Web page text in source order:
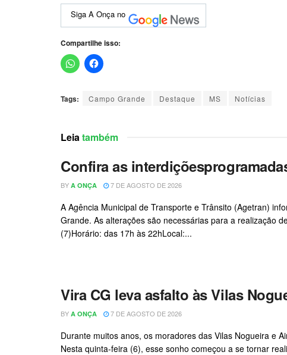
Siga A Onça no
Compartilhe isso:
Tags: Campo Grande Destaque MS Notícias
Leiatambém
Confira as
BY A ONÇA 7 DE AGOSTO DE 2026
A Agência Municipal de Transporte e Trânsito (Agetran)
Grande. As alterações são necessárias para a realização
(7)Horário: das 17h às 22hLocal:...
Vira CG leva asfalto às Vilas
BY A ONÇA 7 DE AGOSTO DE 2026
Durante muitos anos, os moradores das Vilas Nogueira e
Nesta quinta-feira (6), esse sonho começou a se tornar